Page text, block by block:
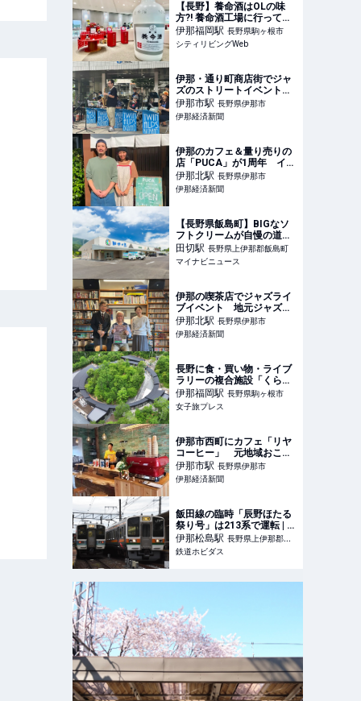
【長野】養命酒はOLの味
方?! 養命酒工場に行ってき
ました｜シティリビング
Web
伊那福岡駅 長野県駒ヶ根市
シティリビングWeb
伊那・通り町商店街でジャ
ズのストリートイベント
今年は最多44組出演
伊那市駅 長野県伊那市
伊那経済新聞
伊那のカフェ＆量り売りの
店「PUCA」が1周年 イベ
ント出店も
伊那北駅 長野県伊那市
伊那経済新聞
【長野県飯島町】BIGなソ
フトクリームが自慢の道の
駅とは? 特産品はふるさと
納税返礼品でも
田切駅 長野県上伊那郡飯島町
マイナビニュース
伊那の喫茶店でジャズライ
ブイベント 地元ジャズ愛
好家が演奏
伊那北駅 長野県伊那市
伊那経済新聞
長野に食・買い物・ライブ
ラリーの複合施設「くらす
わの森」自然の中ですこや
かな時間を堪能 - 女子旅プ
レス
伊那福岡駅 長野県駒ヶ根市
女子旅プレス
伊那市西町にカフェ「リヤ
コーヒー」 元地域おこし
協力隊員が開業
伊那市駅 長野県伊那市
伊那経済新聞
飯田線の臨時「辰野ほたる
祭り号」は213系で運転 | 鉄
道ホビダス
伊那松島駅 長野県上伊那郡箕
輪町
鉄道ホビダス